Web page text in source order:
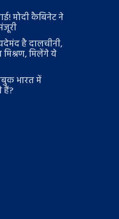
मोदी कैबिनेट ने
है दालचीनी,
मिलेंगे ये
भारत में
हैं?